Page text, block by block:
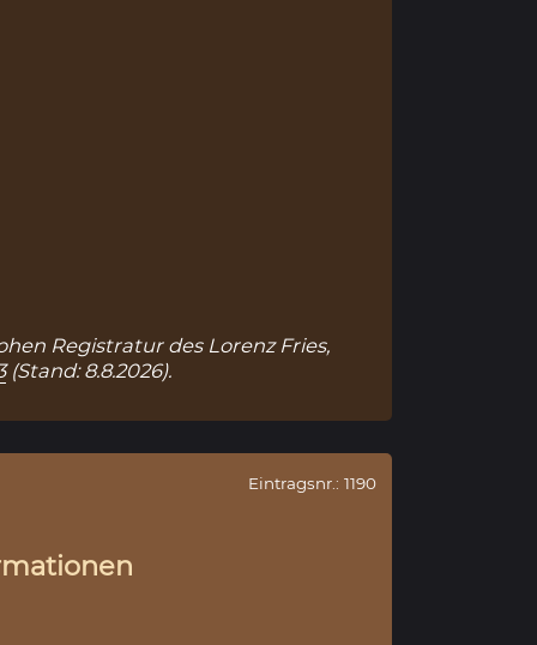
Registratur des Lorenz Fries,
(Stand: 8.8.2026).
Eintragsnr.: 1190